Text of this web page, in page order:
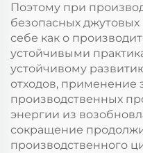
Поэтому при
безопасных
себе как о
устойчивыми
устойчивому
отходов, применение
производственных
энергии из
сокращение
производственного